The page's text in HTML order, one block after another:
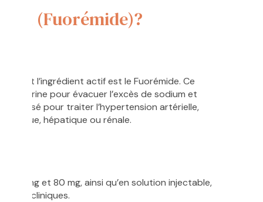
(Fuorémide)?
dont l’ingrédient actif est le Fuorémide. Ce
d’urine pour évacuer l’excès de sodium et
utilisé pour traiter l’hypertension artérielle,
hépatique ou rénale.
40 mg et 80 mg, ainsi qu’en solution injectable,
cliniques.